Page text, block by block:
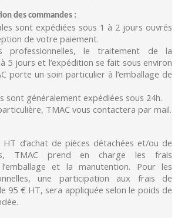
des commandes :
sont expédiées sous 1 à 2 jours ouvrés
de votre paiement.
professionnelles, le traitement de la
5 jours et l’expédition se fait sous environ
porte un soin particulier à l’emballage de
sont généralement expédiées sous 24h.
TMAC vous contactera par mail.
d’achat de pièces détachées et/ou de
TMAC prend en charge les frais
et la manutention. Pour les
une participation aux frais de
95 € HT, sera appliquée selon le poids de